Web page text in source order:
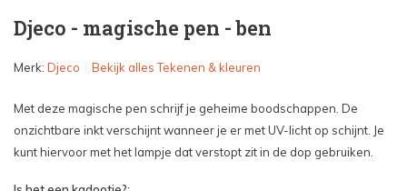
Djeco - magische pen - ben
Merk: Djeco Bekijk alles Tekenen & kleuren
Met deze magische pen schrijf je geheime boodschappen. De
onzichtbare inkt verschijnt wanneer je er met UV-licht op schijnt. Je
kunt hiervoor met het lampje dat verstopt zit in de dop gebruiken.